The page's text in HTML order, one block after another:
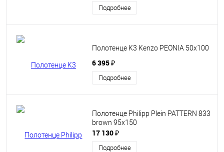
Подробнее
Полотенце K3 Kenzo PEONIA 50x100
6 395 ₽
Подробнее
Полотенце Philipp Plein PATTERN 833
brown 95х150
17 130 ₽
Подробнее